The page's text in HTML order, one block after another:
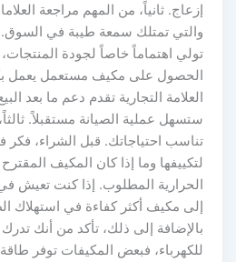
إزعاج. ثانياً، من المهم مراجعة
والتي تمتلك سمعة طيبة في السوق.
تولي اهتماماً خاصاً لجودة
الحصول على مكيف مستعمل يعمل
العلامة التجارية تقدم دعم ما بعد
ستسهل عملية الصيانة مستقبلاً.
تناسب احتياجاتك. قبل الشراء، فكر
لتكييفها وما إذا كان المكيف
الحرارية المطلوب. إذا كنت تعيش
إلى مكيف أكثر كفاءة في استهلاك
بالإضافة إلى ذلك، تأكد من أنك
للكهرباء، فبعض المكيفات توفر